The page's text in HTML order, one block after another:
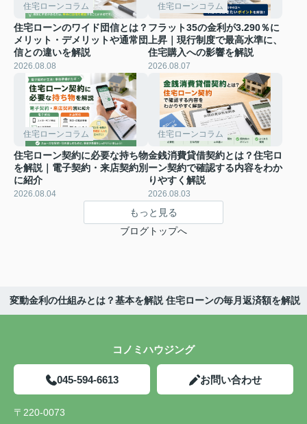
住宅ローンコラム
住宅ローンのワイド団信とは？
メリット・デメリットや通常団
信との違いを解説
2026.08.08
住宅ローンコラム
フラット35の金利が3.290％に
上昇｜現行制度で最高水準に、
住宅購入への影響を解説
2026.08.07
住宅ローンコラム
住宅ローン契約に必要な持ち物
を解説｜電子契約・来店契約別
に紹介
2026.08.04
住宅ローンコラム
金銭消費貸借契約とは？住宅ロ
ーン契約で確認する内容をわか
りやすく解説
2026.08.03
もっと見る
ブログトップへ
変動金利の仕組みとは？基本を解説 住宅ローンの毎月返済額を解説
コノミハウジング
045-594-6613 お問い合わせ
〒220-0073